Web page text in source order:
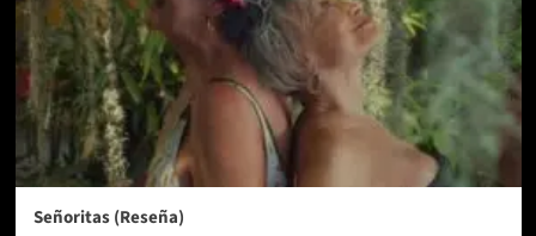
Señoritas (Reseña)